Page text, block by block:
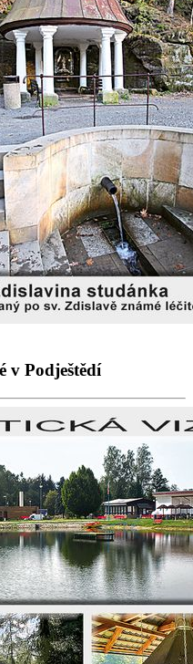
v Podještědí